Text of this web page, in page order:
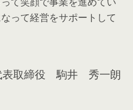
って経営をサポートして
表取締役 駒井 秀一朗